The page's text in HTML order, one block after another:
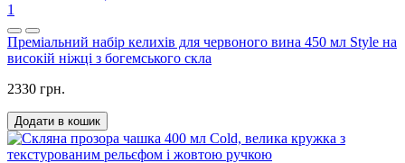
1
Преміальний набір келихів для червоного вина 450 мл Style на
високій ніжці з богемського скла
2330 грн.
Додати в кошик